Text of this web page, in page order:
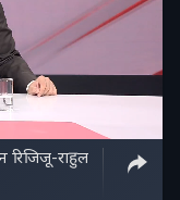
राहुल